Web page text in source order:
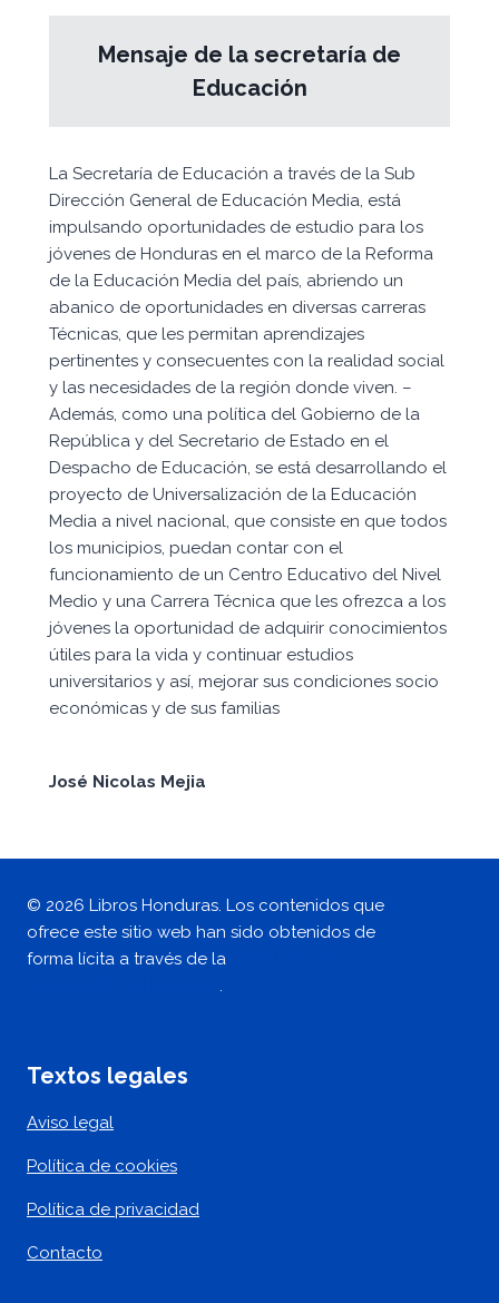
Mensaje de la secretaría de
Educación
La Secretaría de Educación a través de la Sub
Dirección General de Educación Media, está
impulsando oportunidades de estudio para los
jóvenes de Honduras en el marco de la Reforma
de la Educación Media del país, abriendo un
abanico de oportunidades en diversas carreras
Técnicas, que les permitan aprendizajes
pertinentes y consecuentes con la realidad social
y las necesidades de la región donde viven. –
Además, como una política del Gobierno de la
República y del Secretario de Estado en el
Despacho de Educación, se está desarrollando el
proyecto de Universalización de la Educación
Media a nivel nacional, que consiste en que todos
los municipios, puedan contar con el
funcionamiento de un Centro Educativo del Nivel
Medio y una Carrera Técnica que les ofrezca a los
jóvenes la oportunidad de adquirir conocimientos
útiles para la vida y continuar estudios
universitarios y así, mejorar sus condiciones socio
económicas y de sus familias
José Nicolas Mejia
© 2026 Libros Honduras. Los contenidos que
ofrece este sitio web han sido obtenidos de
forma lícita a través de la
.
Textos legales
Aviso legal
Política de cookies
Política de privacidad
Contacto